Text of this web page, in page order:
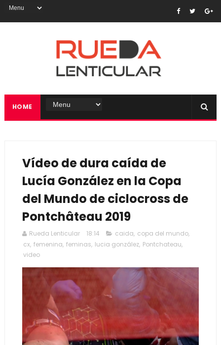
HOME
Vídeo de dura caída de
Lucía González en la Copa
del Mundo de ciclocross de
Pontchâteau 2019
Rueda Lenticular 18:14 caida, copa del mundo,
cx, femenina, feminas, lucia gonzález, Pontchateau,
video